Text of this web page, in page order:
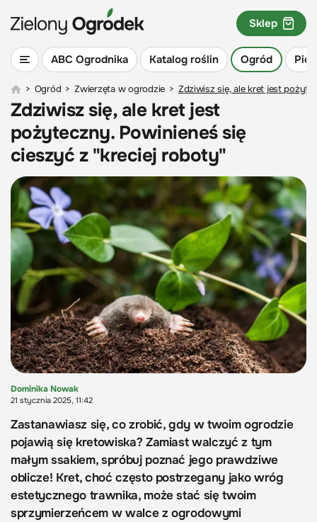
ABC Ogrodnika Katalog roślin Ogród
Sklep
> Ogród > Zwierzęta w ogrodzie > Zdziwisz się, ale kret jest
Zdziwisz się, ale kret jest
pożyteczny. Powinieneś się
cieszyć z "kreciej roboty"
Dominika Nowak
21 stycznia 2025, 11:42
Zastanawiasz się, co zrobić, gdy w twoim ogrodzie
pojawią się kretowiska? Zamiast walczyć z tym
małym ssakiem, spróbuj poznać jego prawdziwe
oblicze! Kret, choć często postrzegany jako wróg
estetycznego trawnika, może stać się twoim
sprzymierzeńcem w walce z ogrodowymi